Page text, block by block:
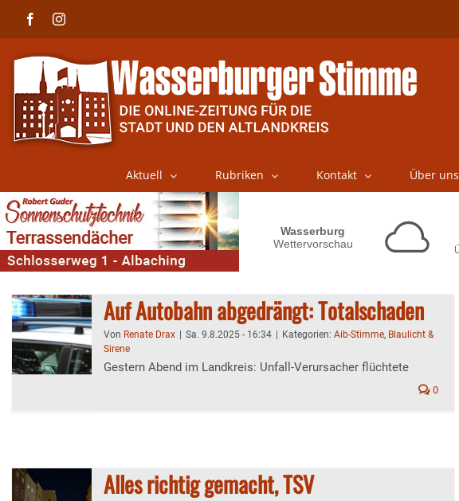
FacebookInstagram
Aktuell Rubriken Kontakt Über uns
Auf Autobahn abgedrängt: Totalschaden
Von Renate Drax Sa. 9.8.2025 - 16:34 Kategorien: Aib-Stimme, Blaulicht &
Sirene
Gestern Abend im Landkreis: Unfall-Verursacher flüchtete
0
Alles richtig gemacht, TSV